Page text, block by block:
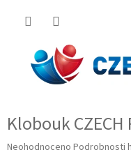
Klobouk CZECH
Průměrné
Neohodnoceno Podrobnosti